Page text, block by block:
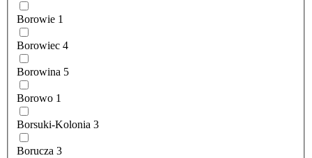
Borowie 1
Borowiec 4
Borowina 5
Borowo 1
Borsuki-Kolonia 3
Borucza 3